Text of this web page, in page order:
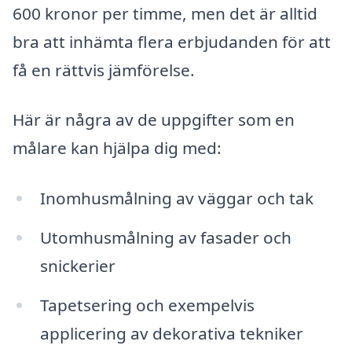
600 kronor per timme, men det är alltid
bra att inhämta flera erbjudanden för att
få en rättvis jämförelse.
Här är några av de uppgifter som en
målare kan hjälpa dig med:
Inomhusmålning av väggar och tak
Utomhusmålning av fasader och
snickerier
Tapetsering och exempelvis
applicering av dekorativa tekniker